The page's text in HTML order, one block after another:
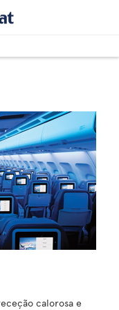
calorosa e